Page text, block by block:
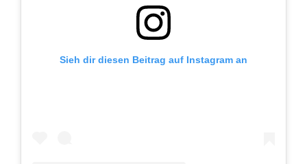
Sieh dir diesen Beitrag auf Instagram an